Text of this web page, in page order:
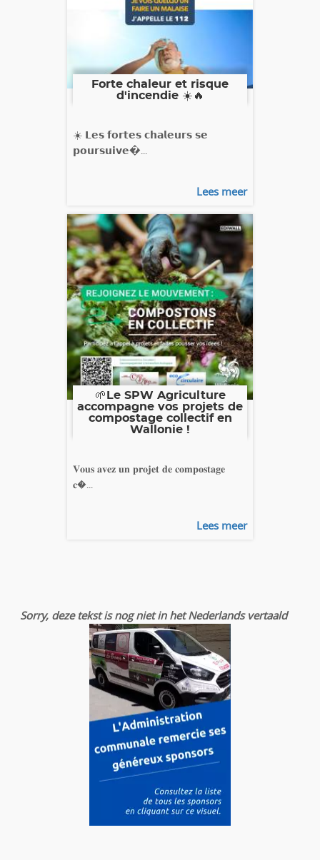
Forte chaleur et risque
d'incendie ☀️🔥
☀️ 𝗟𝗲𝘀 𝗳𝗼𝗿𝘁𝗲𝘀 𝗰𝗵𝗮𝗹𝗲𝘂𝗿𝘀 𝘀𝗲
𝗽𝗼𝘂𝗿𝘀𝘂𝗶𝘃𝗲�...
Lees meer
🌱Le SPW Agriculture
accompagne vos projets de
compostage collectif en
Wallonie !
𝐕𝐨𝐮𝐬 𝐚𝐯𝐞𝐳 𝐮𝐧 𝐩𝐫𝐨𝐣𝐞𝐭 𝐝𝐞 𝐜𝐨𝐦𝐩𝐨𝐬𝐭𝐚𝐠𝐞
𝐜�...
Lees meer
Sorry, deze tekst is nog niet in het Nederlands vertaald